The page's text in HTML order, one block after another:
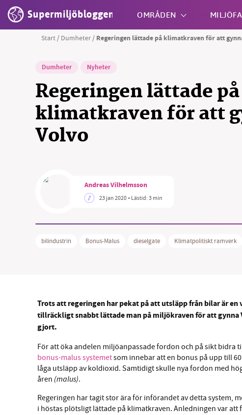
Supermiljöbloggen OMRÅDEN
Start / Dumheter / Regeringen lättade på klimatkraven för att
Dumheter Nyheter
Regeringen lättade på
klimatkraven för att
Volvo
Andreas Vilhelmsson
23 jan 2020• Lästid:3 min
bilindustrin Bonus-Malus dieselgate Klimatpolitiskt ramverk
Trots att regeringen har pekat på att utsläpp från bilar är
tillräckligt snabbt lättade man på miljökraven för att gynna
gjort.
För att öka andelen miljöanpassade fordon och på sikt
bonus-malus systemetsom innebar att en bonus på upp till
låga utsläpp av koldioxid. Samtidigt skulle nya fordon med
åren (malus).
Regeringen har tagit stor ära för införandet av detta system,
i höstas plötsligt lättade på klimatkraven. Anledningen var att